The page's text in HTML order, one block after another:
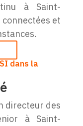
à Saint-
et
dans la
directeur des
à Saint-